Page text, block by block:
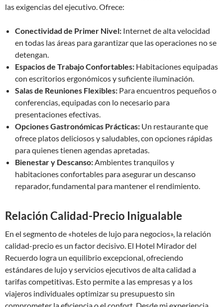
las exigencias del ejecutivo. Ofrece:
Conectividad de Primer Nivel: Internet de alta velocidad
en todas las áreas para garantizar que las operaciones no se
detengan.
Espacios de Trabajo Confortables: Habitaciones equipadas
con escritorios ergonómicos y suficiente iluminación.
Salas de Reuniones Flexibles: Para encuentros pequeños o
conferencias, equipadas con lo necesario para
presentaciones efectivas.
Opciones Gastronómicas Prácticas: Un restaurante que
ofrece platos deliciosos y saludables, con opciones rápidas
para quienes tienen agendas apretadas.
Bienestar y Descanso:Ambientes tranquilos y
habitaciones confortables para asegurar un descanso
reparador, fundamental para mantener el rendimiento.
Relación Calidad-Precio Inigualable
En el segmento de «hoteles de lujo para negocios», la relación
calidad-precio es un factor decisivo. El Hotel Mirador del
Recuerdo logra un equilibrio excepcional, ofreciendo
estándares de lujo y servicios ejecutivos de alta calidad a
tarifas competitivas. Esto permite a las empresas y a los
viajeros individuales optimizar su presupuesto sin